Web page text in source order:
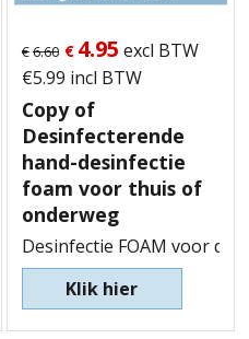
€6.60 € 4.95 excl BTW
€5.99 incl BTW
Copy of
Desinfecterende
hand-desinfectie
foam voor thuis of
onderweg
Desinfectie FOAM voor de
Klik hier